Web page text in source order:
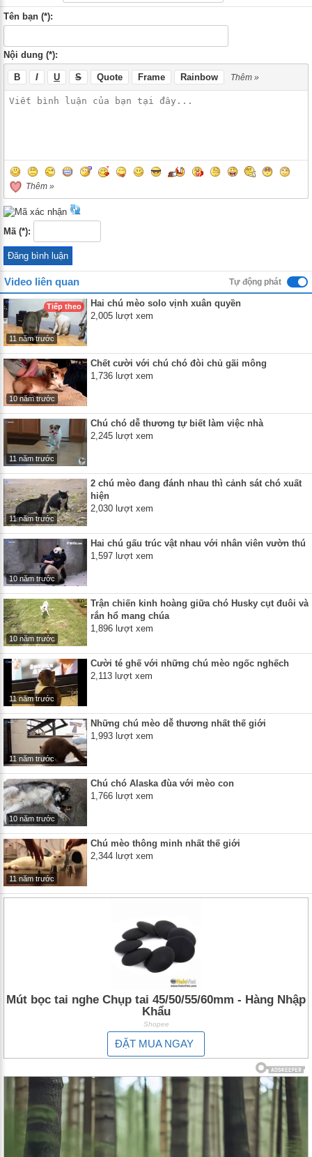
Tên bạn (*):
Nội dung (*):
B I U S Quote Frame Rainbow Thêm »
Thêm »
Mã (*):
Video liên quan Tự động phát
Tiếp theo
11 năm trước
Hai chú mèo solo vịnh xuân quyền
2,005 lượt xem
10 năm trước
Chết cười với chú chó đòi chủ gãi mông
1,736 lượt xem
11 năm trước
Chú chó dễ thương tự biết làm việc nhà
2,245 lượt xem
11 năm trước
2 chú mèo đang đánh nhau thì cảnh sát chó xuất
hiện
2,030 lượt xem
10 năm trước
Hai chú gấu trúc vật nhau với nhân viên vườn thú
1,597 lượt xem
10 năm trước
Trận chiến kinh hoàng giữa chó Husky cụt đuôi và
rắn hổ mang chúa
1,896 lượt xem
11 năm trước
Cười té ghế với những chú mèo ngốc nghếch
2,113 lượt xem
11 năm trước
Những chú mèo dễ thương nhất thế giới
1,993 lượt xem
10 năm trước
Chú chó Alaska đùa với mèo con
1,766 lượt xem
11 năm trước
Chú mèo thông minh nhất thế giới
2,344 lượt xem
Mút bọc tai nghe Chụp tai 45/50/55/60mm - Hàng Nhập
Khẩu
Shopee
ĐẶT MUA NGAY